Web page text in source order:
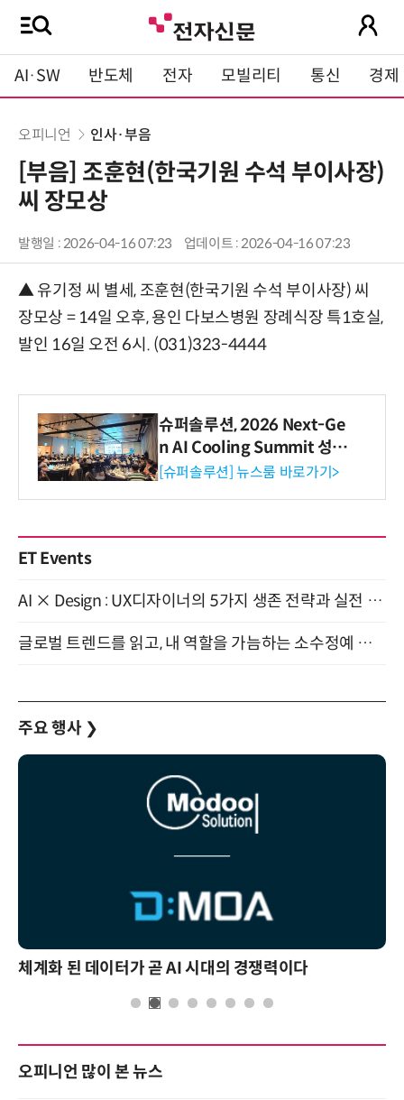
AI·SW 반도체 전자 모빌리티 통신 경제
오피니언 인사·부음
[부음] 조훈현(한국기원 수석 부이사장)
씨 장모상
발행일 : 2026-04-16 07:23 업데이트 : 2026-04-16 07:23
▲ 유기정 씨 별세, 조훈현(한국기원 수석 부이사장) 씨
장모상 = 14일 오후, 용인 다보스병원 장례식장 특1호실,
발인 16일 오전 6시. (031)323-4444
슈퍼솔루션, 2026 Next-Ge
n AI Cooling Summit 성황
리 성료
[슈퍼솔루션] 뉴스룸 바로가기>
ET Events
AI × Design : UX디자이너의 5가지 생존 전략과 실전 대응 8월 28일 개최
글로벌 트렌드를 읽고, 내 역할을 가늠하는 소수정예 실습 워크숍 (8/28)
주요 행사 ❯
체계화 된 데이터가 곧 AI 시대의 경쟁력이다
오피니언 많이 본 뉴스